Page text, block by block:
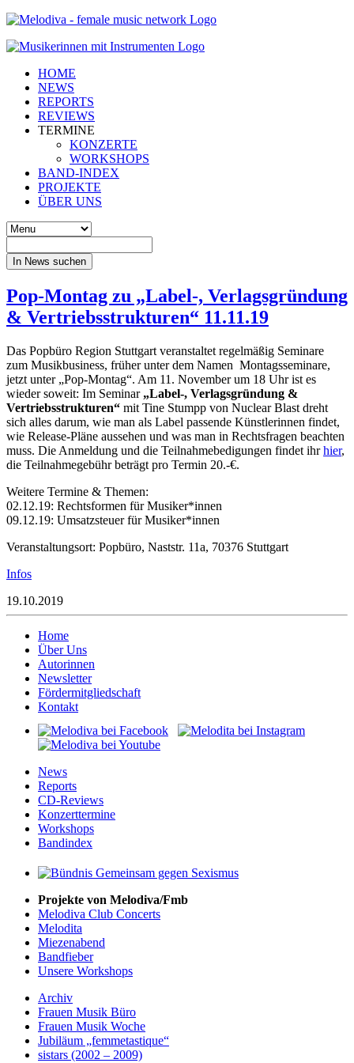
HOME
NEWS
REPORTS
REVIEWS
TERMINE
KONZERTE
WORKSHOPS
BAND-INDEX
PROJEKTE
ÜBER UNS
In News suchen
Pop-Montag zu „Label-, Verlagsgründung
& Vertriebsstrukturen“ 11.11.19
Das Popbüro Region Stuttgart veranstaltet regelmäßig Seminare
zum Musikbusiness, früher unter dem Namen Montagsseminare,
jetzt unter „Pop-Montag“. Am 11. November um 18 Uhr ist es
wieder soweit: Im Seminar „Label-, Verlagsgründung &
Vertriebsstrukturen“ mit Tine Stumpp von Nuclear Blast dreht
sich alles darum, wie man als Label passende Künstlerinnen findet,
wie Release-Pläne aussehen und was man in Rechtsfragen beachten
muss. Die Anmeldung und die Teilnahmebedigungen findet ihrhier,
die Teilnahmegebühr beträgt pro Termin 20.-€.
Weitere Termine & Themen:
02.12.19: Rechtsformen für Musiker*innen
09.12.19: Umsatzsteuer für Musiker*innen
Veranstaltungsort: Popbüro, Naststr. 11a, 70376 Stuttgart
Infos
19.10.2019
Home
Über Uns
Autorinnen
Newsletter
Fördermitgliedschaft
Kontakt
News
Reports
CD-Reviews
Konzerttermine
Workshops
Bandindex
Projekte von Melodiva/Fmb
Melodiva Club Concerts
Melodita
Miezenabend
Bandfieber
Unsere Workshops
Archiv
Frauen Musik Büro
Frauen Musik Woche
Jubiläum „femmetastique“
sistars (2002 – 2009)